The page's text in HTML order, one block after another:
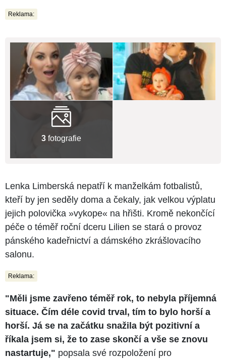
Reklama:
3 fotografie
Lenka Limberská nepatří k manželkám fotbalistů,
kteří by jen seděly doma a čekaly, jak velkou výplatu
jejich polovička »vykope« na hřišti. Kromě nekončící
péče o téměř roční dceru Lilien se stará o provoz
pánského kadeřnictví a dámského zkrášlovacího
salonu.
Reklama:
"Měli jsme zavřeno téměř rok, to nebyla příjemná
situace. Čím déle covid trval, tím to bylo horší a
horší. Já se na začátku snažila být pozitivní a
říkala jsem si, že to zase skončí a vše se znovu
nastartuje," popsala své rozpoložení pro